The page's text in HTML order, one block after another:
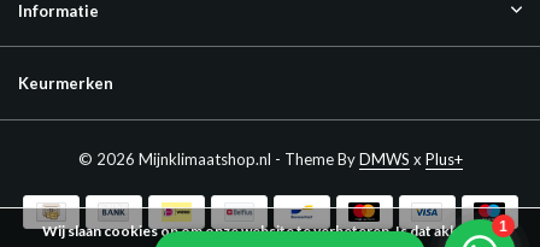
Informatie
Keurmerken
© 2026 Mijnklimaatshop.nl - Theme ByDMWS x Plus+
Wij slaan cookies op om onze website te verbeteren. Is dat akkoord?